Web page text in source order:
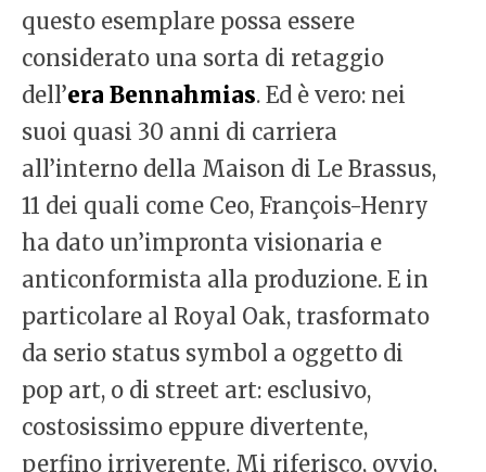
questo esemplare possa essere
considerato una sorta di retaggio
dell’era Bennahmias. Ed è vero: nei
suoi quasi 30 anni di carriera
all’interno della Maison di Le Brassus,
11 dei quali come Ceo, François-Henry
ha dato un’impronta visionaria e
anticonformista alla produzione. E in
particolare al Royal Oak, trasformato
da serio status symbol a oggetto di
pop art, o di street art: esclusivo,
costosissimo eppure divertente,
perfino irriverente. Mi riferisco, ovvio,